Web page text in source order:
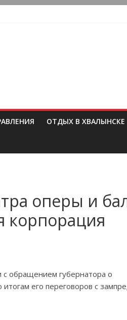
ОТДЫХ В ХВАЛЫНСКЕ
оперы и
корпорация
с обращением губернатора о
его переговоров с